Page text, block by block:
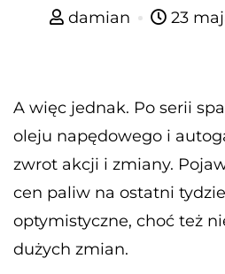
damian 23
A więc jednak. Po serii
oleju napędowego i
zwrot akcji i zmiany.
cen paliw na ostatni
optymistyczne, choć też
dużych zmian.